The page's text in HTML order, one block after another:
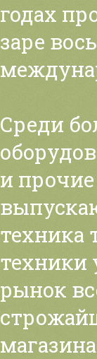
годах
заре
Среди
и
техника
техники
рынок